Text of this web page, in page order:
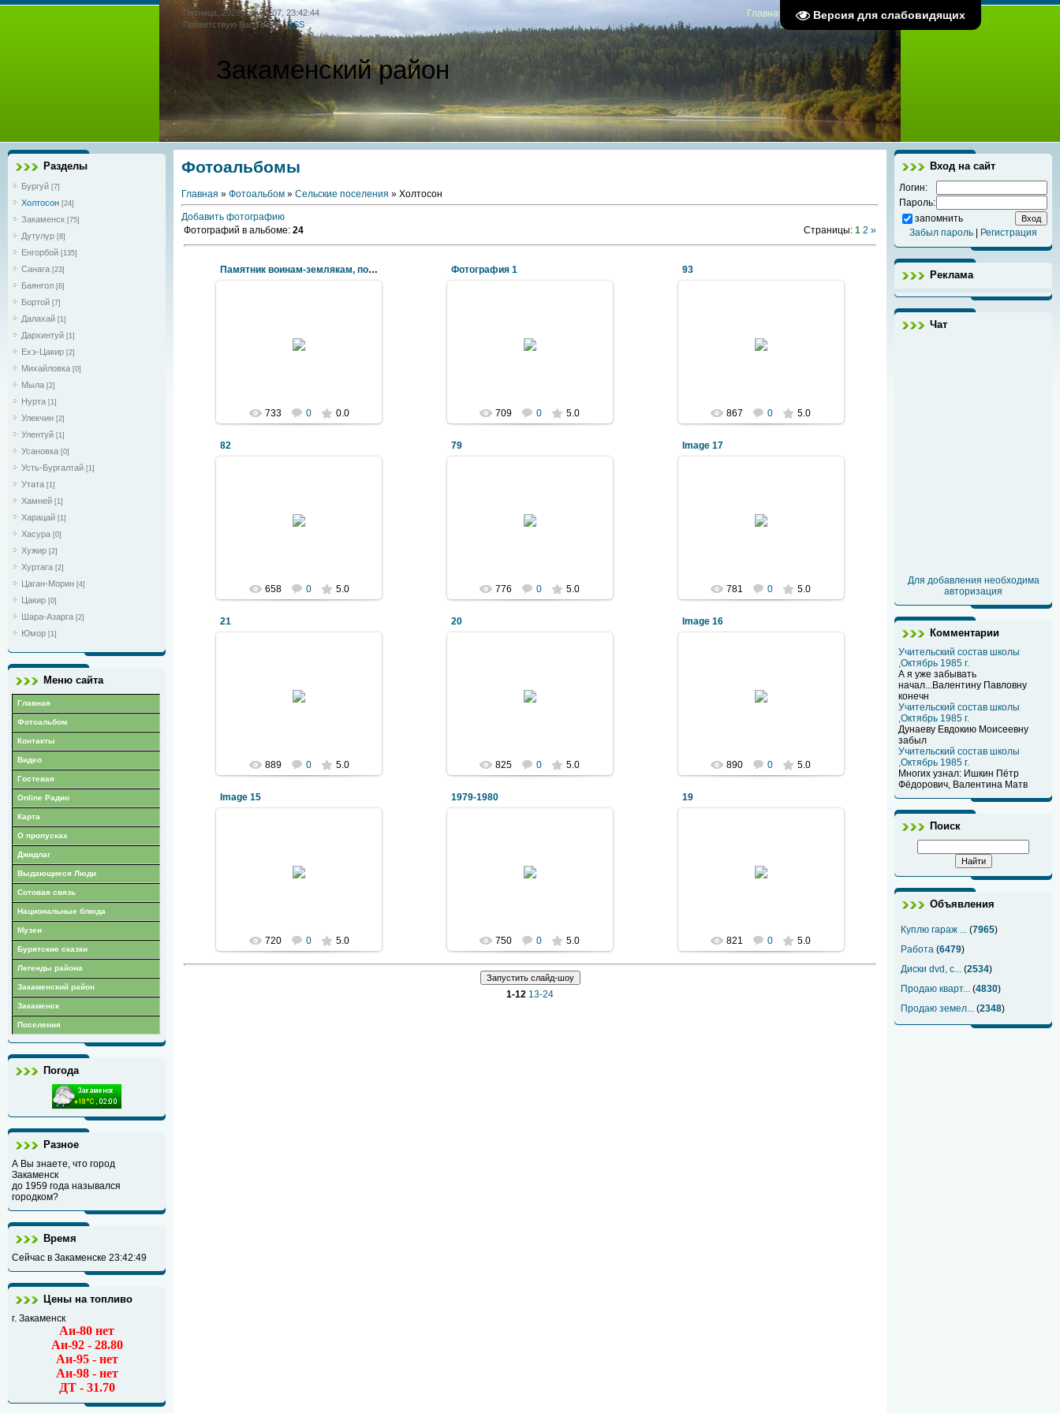
Версия для слабовидящих
Пятница, 2026 Август 07, 23:42:44
Приветствую Вас Гость|RSS
Закаменский район
Главная Регистрация| Вход
Разделы
Бургуй [7]
Холтосон [24]
Закаменск [75]
Дутулур [8]
Енгорбой [135]
Санага [23]
Баянгол [6]
Бортой [7]
Далахай [1]
Дархинтуй [1]
Ехэ-Цакир [2]
Михайловка [0]
Мыла [2]
Нурта [1]
Улекчин [2]
Улентуй [1]
Усановка [0]
Усть-Бургалтай [1]
Утата [1]
Хамней [1]
Харацай [1]
Хасура [0]
Хужир [2]
Хуртага [2]
Цаган-Морин [4]
Цакир [0]
Шара-Азарга [2]
Юмор [1]
Меню сайта
Главная
Фотоальбом
Контакты
Видео
Гостевая
Online Радио
Карта
О пропусках
Джидлаг
Выдающиеся Люди
Сотовая связь
Национальные блюда
Музеи
Бурятские сказки
Легенды района
Закаменский район
Закаменск
Поселения
Погода
Разное
А Вы знаете, что город
Закаменск
до 1959 года назывался
городком?
Время
Сейчас в Закаменске 23:42:50
Цены на топливо
г. Закаменск
Аи-80 нет
Аи-92 - 28.80
Аи-95 - нет
Аи-98 - нет
ДТ - 31.70
Фотоальбомы
Главная » Фотоальбом » Сельские поселения » Холтосон
Добавить фотографию
Фотографий в альбоме: 24 Страницы: 1 2 »
Памятник воинам-землякам, погибшим на фронтах В
1960 год
733 0 0.0
Фотография 1
709 0 5.0
93
867 0 5.0
82
658 0 5.0
79
776 0 5.0
Image 17
781 0 5.0
21
889 0 5.0
20
825 0 5.0
Image 16
890 0 5.0
Image 15
720 0 5.0
1979-1980
750 0 5.0
19
821 0 5.0
1-12 13-24
Вход на сайт
Логин:
Пароль:
запомнить
Забыл пароль
Регистрация
Реклама
Чат
Для добавления необходима
авторизация
Комментарии
Учительский состав школы
,Октябрь 1985 г.
А я уже забывать
начал...Валентину Павловну
конечн
Учительский состав школы
,Октябрь 1985 г.
Дунаеву Евдокию Моисеевну
забыл
Учительский состав школы
,Октябрь 1985 г.
Многих узнал: Ишкин Пётр
Фёдорович, Валентина Матв
Поиск
Объявления
Куплю гараж ... (7965)
Работа (6479)
Диски dvd, c... (2534)
Продаю кварт... (4830)
Продаю земел... (2348)